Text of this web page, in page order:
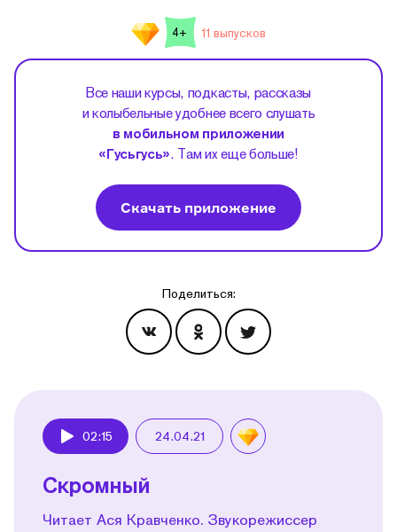
4+ 11 выпусков
Все наши курсы, подкасты, рассказы
и колыбельные удобнее всего слушать
в мобильном приложении
«Гусьгусь». Там их еще больше!
Скачать приложение
Поделиться:
02:15 24.04.21
Скромный
Читает Ася Кравченко. Звукорежиссер